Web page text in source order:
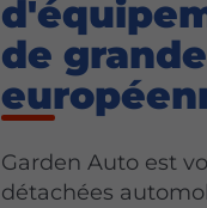
de
Garden Auto est
détachées